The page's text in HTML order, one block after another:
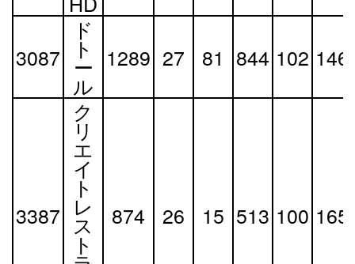
3087
ド
ト
ー
ル
1289 27 81 844 102 146
3387
ク
リ
エ
イ
ト
レ
ス
ト
874 26 15 513 100 165